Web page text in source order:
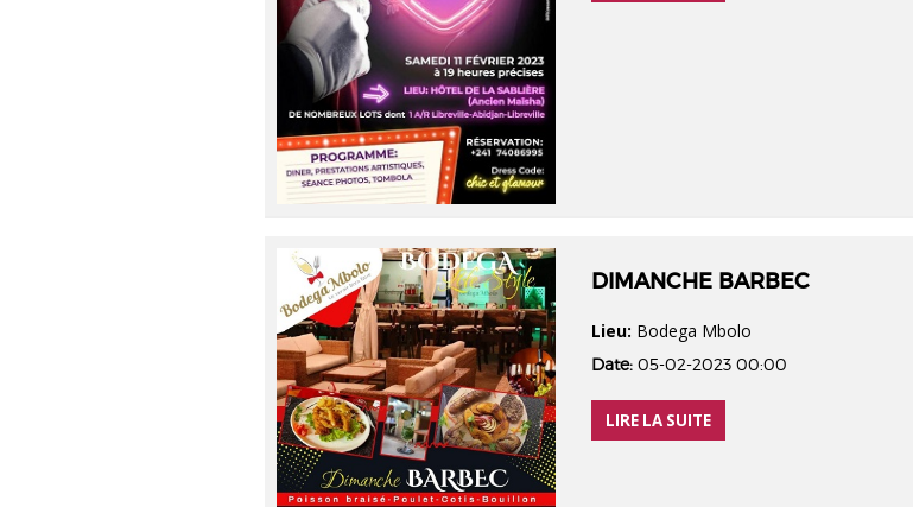
DIMANCHE BARBEC
Lieu: Bodega Mbolo
Date: 05-02-2023 00:00
LIRE LA SUITE